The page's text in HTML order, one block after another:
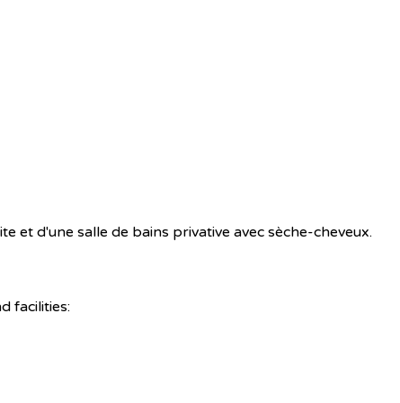
et d'une salle de bains privative avec sèche-cheveux.
facilities: